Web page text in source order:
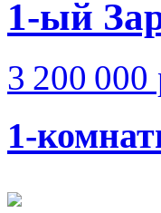
1-ый
3 200 000
1-